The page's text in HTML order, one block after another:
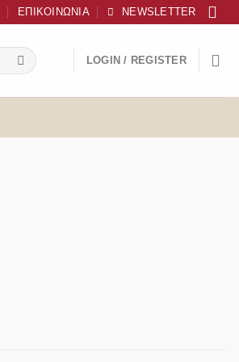
ΕΠΙΚΟΙΝΩΝΊΑ NEWSLETTER
LOGIN / REGISTER